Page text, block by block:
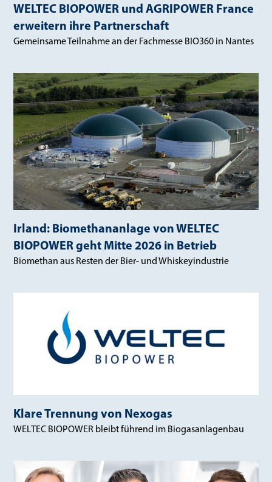
WELTEC BIOPOWER und AGRIPOWER France
erweitern ihre Partnerschaft
Gemeinsame Teilnahme an der Fachmesse BIO360 in Nantes
Irland: Biomethananlage von WELTEC
BIOPOWER geht Mitte 2026 in Betrieb
Biomethan aus Resten der Bier- und Whiskeyindustrie
Klare Trennung von Nexogas
WELTEC BIOPOWER bleibt führend im Biogasanlagenbau